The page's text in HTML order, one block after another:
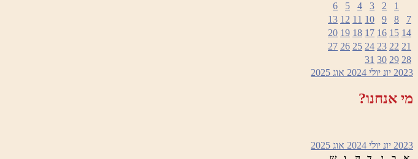
1
2
3
4
5
6
7
8
9
10
11
12
13
14
15
16
17
18
19
20
21
22
23
24
25
26
27
28
29
30
31
2023 יונ יולי 2024 אוג 2025
מי אנחנו?
2023 יונ יולי 2024 אוג 2025